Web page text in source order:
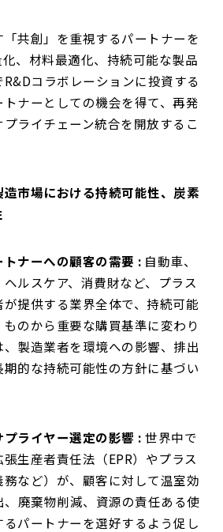
共創」を重視するパートナーを
、材料最適化、持続可能な製品
コラボレーションに投資する
ナーとしての機会を得て、再発
ライチェーン統合を開放するこ
市場における持続可能性、炭素
ナーへの顧客の需要 : 自動車、
ルスケア、消費財など、プラス
提供する業界全体で、持続可能
のから重要な購買基準に変わり
製造業者を環境への影響、排出
的な持続可能性の方針に基づい
プライヤー選定の影響 :世界中で
生産者責任法（EPR）やプラス
など）が、顧客に対して温室効
、廃棄物削減、資源の責任ある使
パートナーを選好するよう促し